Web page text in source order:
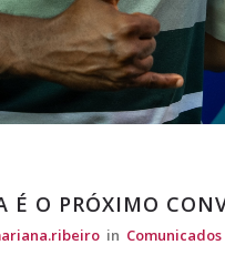
É O PRÓXIMO
in Comunicados